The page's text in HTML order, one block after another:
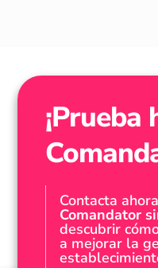
¡Prueba
Contacta
Comandator
descubrir
a mejorar la